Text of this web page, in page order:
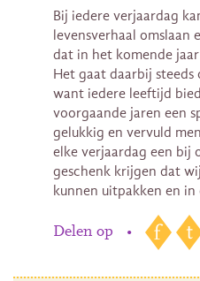
Bij iedere verjaardag
levensverhaal omslaan
dat in het komende
Het gaat daarbij
want iedere leeftijd
voorgaande jaren een
gelukkig en vervuld
elke verjaardag een bij
geschenk krijgen dat
kunnen uitpakken en
Delen op •